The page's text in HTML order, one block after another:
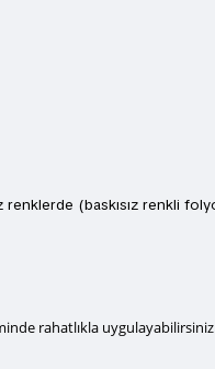
(baskısız renkli
rahatlıkla